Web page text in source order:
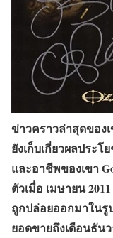
ข่าวคราวล่าสุดของ
ยังเก็บเกี่ยวผลประ
และอาชีพของเขา
ตัวเมื่อ เมษายน
ถูกปล่อยออกมาในรู
ยอดขายถึงเดือนธัน